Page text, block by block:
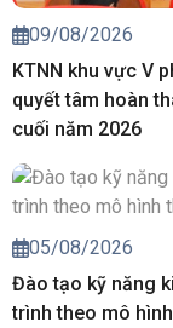
09/08/2026
KTNN khu vực V
quyết tâm hoàn
cuối năm 2026
05/08/2026
Đào tạo kỹ năng
trình theo mô